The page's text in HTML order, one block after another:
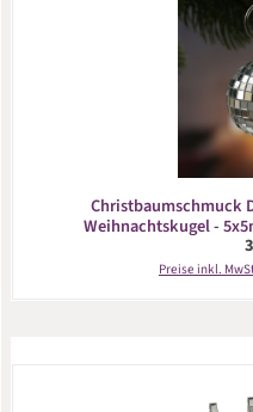
Christbaumschmuck
Weihnachtskugel -
Preise inkl.